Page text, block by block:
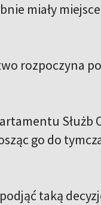
miały
rozpoczyna
Służb
go do
taką